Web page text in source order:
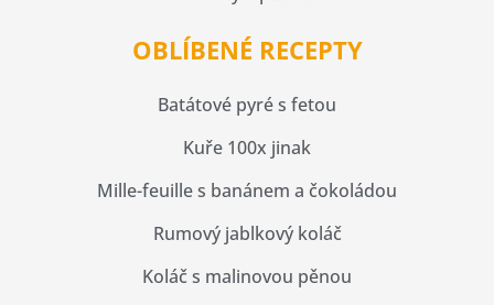
OBLÍBENÉ RECEPTY
Batátové pyré s fetou
Kuře 100x jinak
Mille-feuille s banánem a čokoládou
Rumový jablkový koláč
Koláč s malinovou pěnou